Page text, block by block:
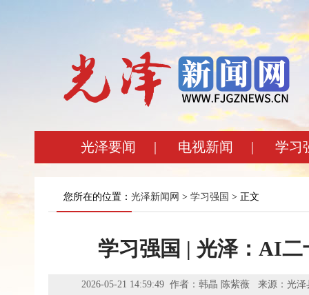
光泽要闻 | 电视新闻 | 学习
您所在的位置： 光泽新闻网 > 学习强国 > 正文
学习强国 | 光泽：AI
2026-05-21 14:59:49 作者：韩晶 陈紫薇 来源：光